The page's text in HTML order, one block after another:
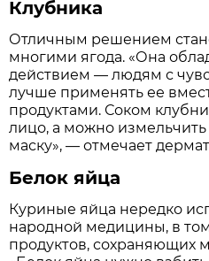
Клубника
Отличным решением
многими ягода. «Она
действием — людям с
лучше применять ее
продуктами. Соком
лицо, а можно измельчить
маску», — отмечает
Белок яйца
Куриные яйца нередко
народной медицины, в
продуктов, сохраняющих